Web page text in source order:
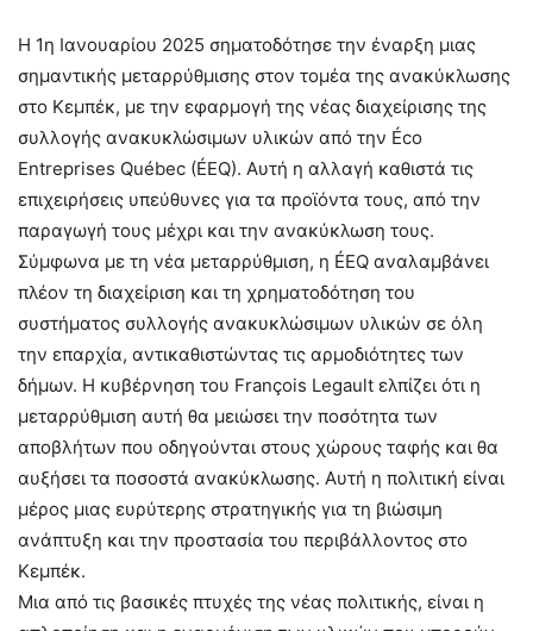
Η 1η Ιανουαρίου 2025 σηματοδότησε την έναρξη μιας
σημαντικής μεταρρύθμισης στον τομέα της ανακύκλωσης
στο Κεμπέκ, με την εφαρμογή της νέας διαχείρισης της
συλλογής ανακυκλώσιμων υλικών από την Éco
Entreprises Québec (ÉEQ). Αυτή η αλλαγή καθιστά τις
επιχειρήσεις υπεύθυνες για τα προϊόντα τους, από την
παραγωγή τους μέχρι και την ανακύκλωση τους.
Σύμφωνα με τη νέα μεταρρύθμιση, η ÉEQ αναλαμβάνει
πλέον τη διαχείριση και τη χρηματοδότηση του
συστήματος συλλογής ανακυκλώσιμων υλικών σε όλη
την επαρχία, αντικαθιστώντας τις αρμοδιότητες των
δήμων. Η κυβέρνηση του François Legault ελπίζει ότι η
μεταρρύθμιση αυτή θα μειώσει την ποσότητα των
αποβλήτων που οδηγούνται στους χώρους ταφής και θα
αυξήσει τα ποσοστά ανακύκλωσης. Αυτή η πολιτική είναι
μέρος μιας ευρύτερης στρατηγικής για τη βιώσιμη
ανάπτυξη και την προστασία του περιβάλλοντος στο
Κεμπέκ.
Μια από τις βασικές πτυχές της νέας πολιτικής, είναι η